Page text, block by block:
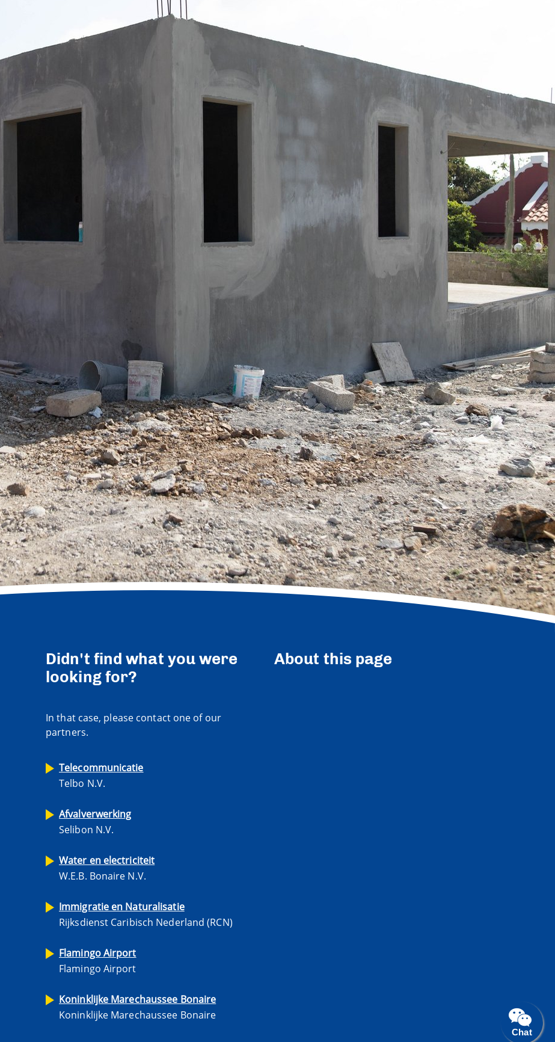
Didn't find what you were
looking for?
In that case, please contact one of our
partners.
Telecommunicatie
Telbo N.V.
Afvalverwerking
Selibon N.V.
Water en electriciteit
W.E.B. Bonaire N.V.
Immigratie en Naturalisatie
Rijksdienst Caribisch Nederland (RCN)
Flamingo Airport
Flamingo Airport
Koninklijke Marechaussee Bonaire
Koninklijke Marechaussee Bonaire
About this page